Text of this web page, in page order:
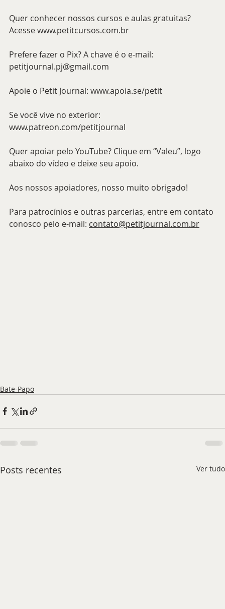
Quer conhecer nossos cursos e aulas gratuitas?
Acesse www.petitcursos.com.br
Prefere fazer o Pix? A chave é o e-mail:
petitjournal.pj@gmail.com
Apoie o Petit Journal: www.apoia.se/petit
Se você vive no exterior:
www.patreon.com/petitjournal
Quer apoiar pelo YouTube? Clique em “Valeu”, logo
abaixo do vídeo e deixe seu apoio.
Aos nossos apoiadores, nosso muito obrigado!
Para patrocínios e outras parcerias, entre em contato
conosco pelo e-mail: contato@petitjournal.com.br
Bate-Papo
Posts recentes Ver tudo